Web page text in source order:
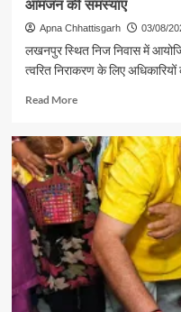
आमजन की समस्याएं
Apna Chhattisgarh 03/08/
लखनपुर स्थित निज निवास में
त्वरित निराकरण के लिए
Read MoreRead
पर्यटन
एवं
संस्कृति
मंत्री
श्री
राजेश
अग्रवाल
ने
जनदर्शन